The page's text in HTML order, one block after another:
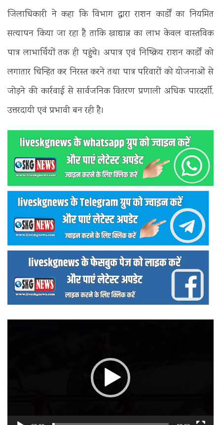
जिलाधिकारी ने कहा कि विभाग द्वारा राशन कार्डों का नियमित
सत्यापन किया जा रहा है ताकि खाद्यान्न का लाभ केवल वास्तविक
पात्र लाभार्थियों तक ही पहुंचे। अपात्र एवं निष्क्रिय राशन कार्डों को
लगातार चिन्हित कर निरस्त करने तथा पात्र परिवारों को योजनाओं से
जोड़ने की कार्रवाई से सार्वजनिक वितरण प्रणाली अधिक पारदर्शी,
उत्तरदायी एवं प्रभावी बन रही है।